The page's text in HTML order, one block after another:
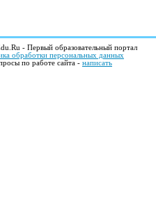
- Первый образовательный портал
обработки персональных данных
по работе сайта - написать